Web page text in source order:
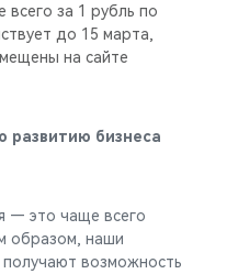
всего за 1 рубль по
до 15 марта,
на сайте
развитию бизнеса
— это чаще всего
образом, наши
возможность